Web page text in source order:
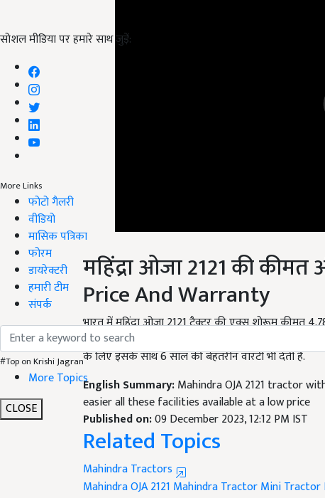
सोशल मीडिया पर हमारे साथ जुड़ें:
More Links
फोटो गैलरी
वीडियो
मासिक पत्रिका
फोरम
डायरेक्टरी
हमारी टीम
संपर्क
#Top on Krishi Jagran
More Topics
CLOSE
महिंद्रा ओजा 2121 की कीमत
Price And Warranty
भारत में महिंद्रा ओजा 2121 ट्रैक्टर की एक्स शोरूम कीमत
सभी राज्यों में आरटीओ रजिस्ट्रेशन और रोड टैक्स की वजह से
के लिए इसके साथ 6 साल की बेहतरीन वारंटी भी देती है.
English Summary:Mahindra OJA 2121 tractor
easier all these facilities available at a low price
Published on:09 December 2023, 12:12 PM IST
Related Topics
Mahindra Tractors
Mahindra OJA 2121 Mahindra TractorMini Tractor